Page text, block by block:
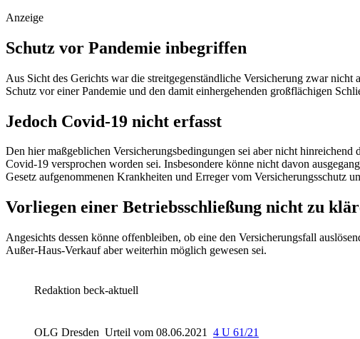
Anzeige
Schutz vor Pandemie inbegriffen
Aus Sicht des Gerichts war die streitgegenständliche Versicherung zwar
Schutz vor einer Pandemie und den damit einhergehenden großflächigen
Jedoch Covid-19 nicht erfasst
Den hier maßgeblichen Versicherungsbedingungen sei aber nicht
Covid-19 versprochen worden sei. Insbesondere könne nicht davon
Gesetz aufgenommenen Krankheiten und Erreger vom Versicherungsschutz
Vorliegen einer Betriebsschließung nicht zu
Angesichts dessen könne offenbleiben, ob eine den Versicherungsfall
Außer-Haus-Verkauf aber weiterhin möglich gewesen sei.
Redaktion beck-aktuell
OLG Dresden Urteil vom 08.06.2021 4 U 61/21